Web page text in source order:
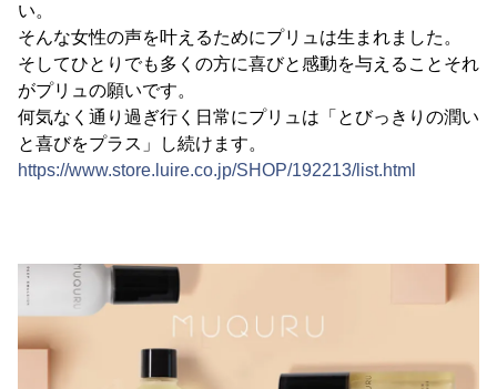
い。
そんな女性の声を叶えるためにプリュは生まれました。
そしてひとりでも多くの方に喜びと感動を与えることそれ
がプリュの願いです。
何気なく通り過ぎ行く日常にプリュは「とびっきりの潤い
と喜びをプラス」し続けます。
https://www.store.luire.co.jp/SHOP/192213/list.html